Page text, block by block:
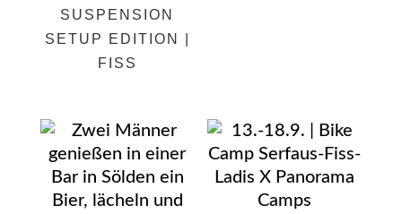
SUSPENSION
SETUP EDITION |
FISS